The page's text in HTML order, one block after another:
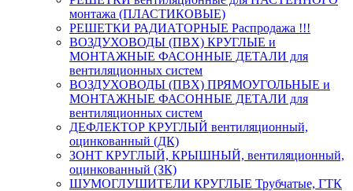
монтажа (ПЛАСТИКОВЫЕ)
РЕШЕТКИ РАДИАТОРНЫЕ Распродажа !!!
ВОЗДУХОВОДЫ (ПВХ) КРУГЛЫЕ и
МОНТАЖНЫЕ ФАСОННЫЕ ДЕТАЛИ для
вентиляционных систем
ВОЗДУХОВОДЫ (ПВХ) ПРЯМОУГОЛЬНЫЕ и
МОНТАЖНЫЕ ФАСОННЫЕ ДЕТАЛИ для
вентиляционных систем
ДЕФЛЕКТОР КРУГЛЫЙ вентиляционный,
оцинкованный (ДК)
ЗОНТ КРУГЛЫЙ, КРЫШНЫЙ, вентиляционный,
оцинкованный (ЗК)
ШУМОГЛУШИТЕЛИ КРУГЛЫЕ Трубчатые, ГТК